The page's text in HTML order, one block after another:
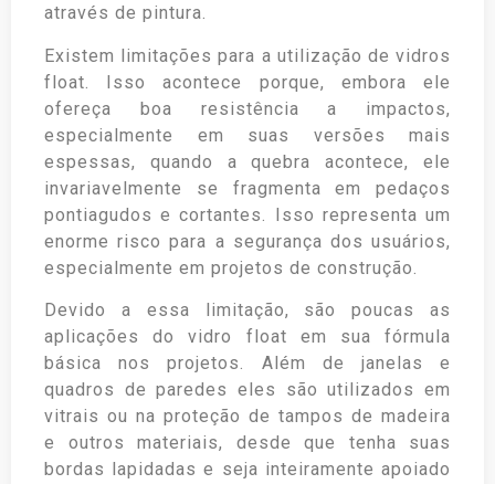
através de pintura.
Existem limitações para a utilização de vidros
float. Isso acontece porque, embora ele
ofereça boa resistência a impactos,
especialmente em suas versões mais
espessas, quando a quebra acontece, ele
invariavelmente se fragmenta em pedaços
pontiagudos e cortantes. Isso representa um
enorme risco para a segurança dos usuários,
especialmente em projetos de construção.
Devido a essa limitação, são poucas as
aplicações do vidro float em sua fórmula
básica nos projetos. Além de janelas e
quadros de paredes eles são utilizados em
vitrais ou na proteção de tampos de madeira
e outros materiais, desde que tenha suas
bordas lapidadas e seja inteiramente apoiado